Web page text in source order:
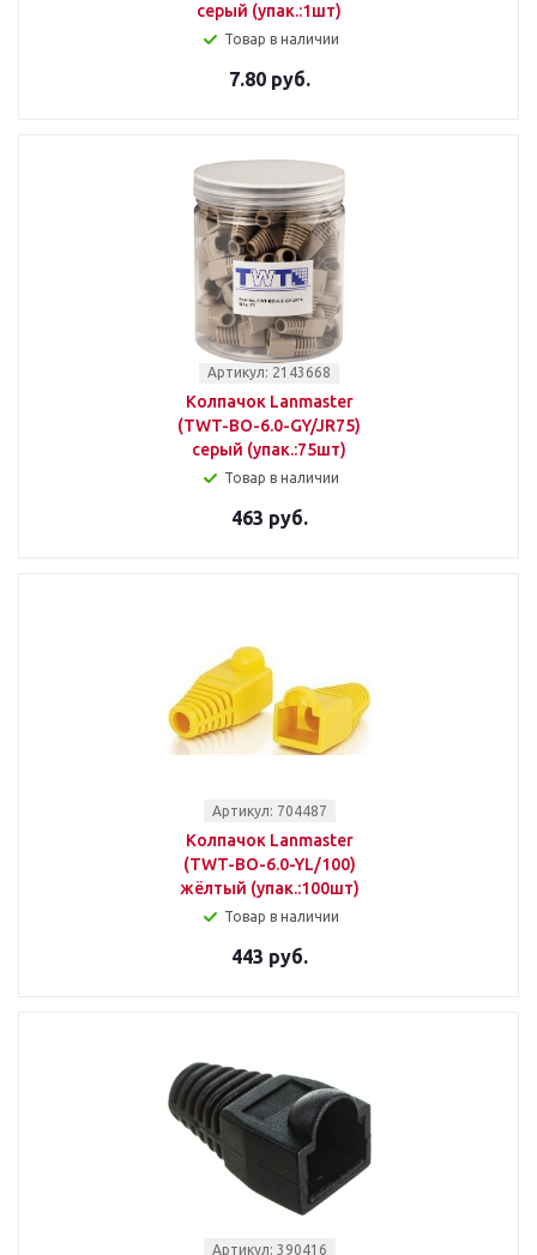
серый (упак.:1шт)
Товар в наличии
7.80 руб.
Артикул: 2143668
Колпачок Lanmaster
(TWT-BO-6.0-GY/JR75)
серый (упак.:75шт)
Товар в наличии
463 руб.
Артикул: 704487
Колпачок Lanmaster
(TWT-BO-6.0-YL/100)
жёлтый (упак.:100шт)
Товар в наличии
443 руб.
Артикул: 390416